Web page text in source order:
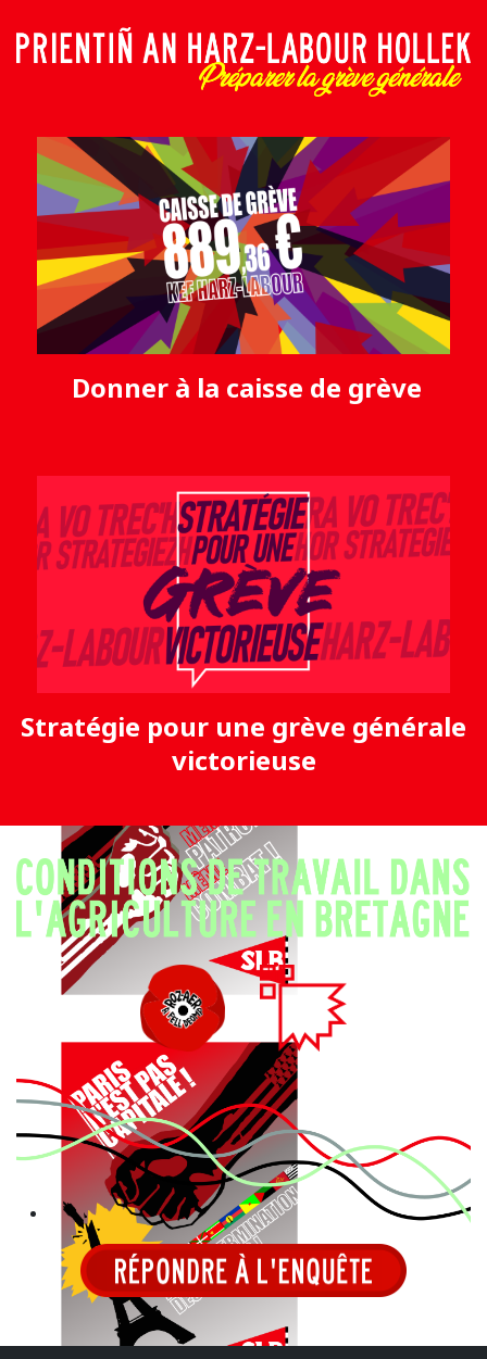
Donner à la caisse de grève
Stratégie pour une grève générale
victorieuse